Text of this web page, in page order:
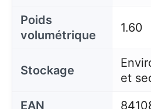
Poids
volumétrique
1.60
Stockage
et
EAN